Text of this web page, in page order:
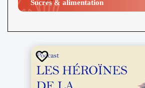
Sucres & alimentation​